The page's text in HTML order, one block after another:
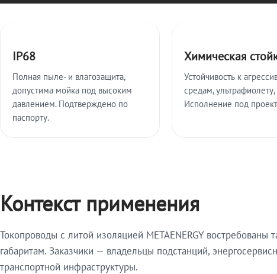
IP68
Полная пыле- и влагозащита,
допустима мойка под высоким
давлением. Подтверждено по
паспорту.
Химическая
Устойчивость к
средам,
Исполнение под
Контекст применения
Токопроводы с литой изоляцией METAENERGY
габаритам. Заказчики — владельцы подстанций,
транспортной инфраструктуры.